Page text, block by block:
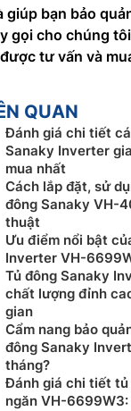
giúp bạn bảo
gọi cho chúng
tư vấn và
QUAN
Đánh giá chi tiết
Sanaky Inverter
mua nhất
Cách lắp đặt, sử
đông Sanaky VH-
thuật
Ưu điểm nổi bật
Inverter VH-
Tủ đông Sanaky
chất lượng đỉnh
gian
Cẩm nang bảo
đông Sanaky
tháng?
Đánh giá chi tiết tủ
ngăn VH-